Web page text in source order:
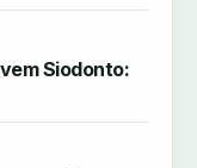
Siodonto: